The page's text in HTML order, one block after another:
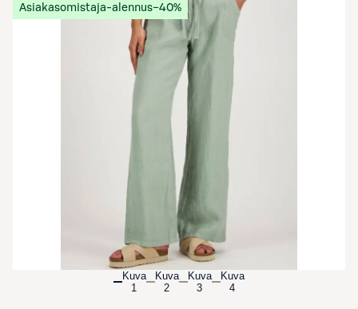
Avaa tuotekuva suurennettuna
Asiakasomistaja-alennus−40%
Kuva
1
Kuva
2
Kuva
3
Kuva
4